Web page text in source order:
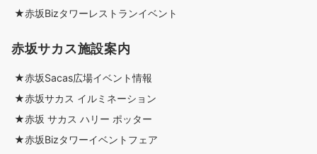
★赤坂Bizタワーレストランイベント
赤坂サカス施設案内
★赤坂Sacas広場イベント情報
★赤坂サカス イルミネーション
★赤坂 サカス ハリー ポッター
★赤坂Bizタワーイベントフェア